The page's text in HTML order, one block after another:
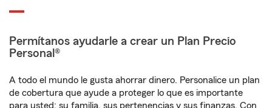
Permítanos ayudarle a crear un Plan Precio
Personal®
A todo el mundo le gusta ahorrar dinero. Personalice un plan
de cobertura que ayude a proteger lo que es importante
para usted: su familia, sus pertenencias y sus finanzas. Con